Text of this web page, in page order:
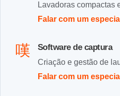
Lavadoras compactas
Falar com um
Software de captura
Criação e gestão de
Falar com um